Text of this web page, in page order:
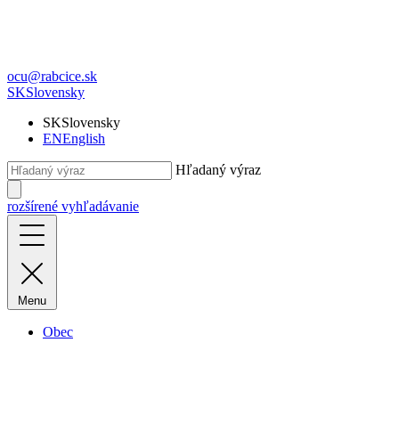
ocu@rabcice.sk
SKSlovensky
SKSlovensky
ENEnglish
Hľadaný výraz
rozšírené vyhľadávanie
Menu
Obec